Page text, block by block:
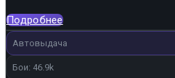
Подробнее
Автовыдача
Бои: 46.9k